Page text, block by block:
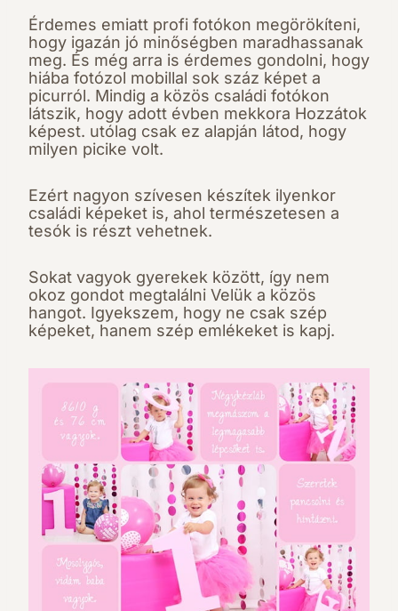
Érdemes emiatt profi fotókon megörökíteni,
hogy igazán jó minőségben maradhassanak
meg. És még arra is érdemes gondolni, hogy
hiába fotózol mobillal sok száz képet a
picurról. Mindig a közös családi fotókon
látszik, hogy adott évben mekkora Hozzátok
képest. utólag csak ez alapján látod, hogy
milyen picike volt.
Ezért nagyon szívesen készítek ilyenkor
családi képeket is, ahol természetesen a
tesók is részt vehetnek.
Sokat vagyok gyerekek között, így nem
okoz gondot megtalálni Velük a közös
hangot. Igyekszem, hogy ne csak szép
képeket, hanem szép emlékeket is kapj.